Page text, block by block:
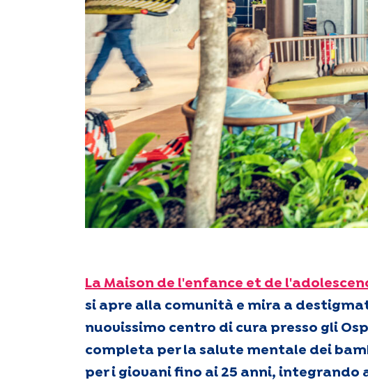
La Maison de l'enfance et de
si apre alla comunità e mira a
nuovissimo centro di cura presso gli
completa per la salute mentale dei
per i giovani fino ai 25 anni, integrando